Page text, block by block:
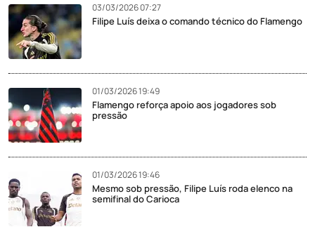
03/03/2026 07:27
Filipe Luís deixa o comando técnico do Flamengo
01/03/2026 19:49
Flamengo reforça apoio aos jogadores sob
pressão
01/03/2026 19:46
Mesmo sob pressão, Filipe Luís roda elenco na
semifinal do Carioca